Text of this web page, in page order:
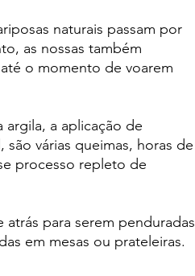
naturais passam por
as nossas também
o momento de voarem
argila, a aplicação de
são várias queimas, horas de
processo repleto de
atrás para serem penduradas
em mesas ou prateleiras.